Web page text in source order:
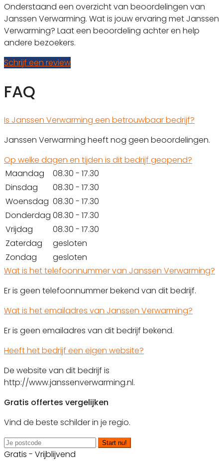
Onderstaand een overzicht van beoordelingen van
Janssen Verwarming. Wat is jouw ervaring met Janssen
Verwarming? Laat een beoordeling achter en help
andere bezoekers.
Schrijf een review
FAQ
Is Janssen Verwarming een betrouwbaar bedrijf?
Janssen Verwarming heeft nog geen beoordelingen.
Op welke dagen en tijden is dit bedrijf geopend?
Maandag
08.30 - 17.30
Dinsdag
08.30 - 17.30
Woensdag 08.30 - 17.30
Donderdag 08.30 - 17.30
Vrijdag
08.30 - 17.30
Zaterdag
gesloten
Zondag
gesloten
Wat is het telefoonnummer van Janssen Verwarming?
Er is geen telefoonnummer bekend van dit bedrijf.
Wat is het emailadres van Janssen Verwarming?
Er is geen emailadres van dit bedrijf bekend.
Heeft het bedrijf een eigen website?
De website van dit bedrijf is
http://www.janssenverwarming.nl.
Gratis offertes vergelijken
Vind de beste schilder in je regio.
Start nu!
Gratis - Vrijblijvend